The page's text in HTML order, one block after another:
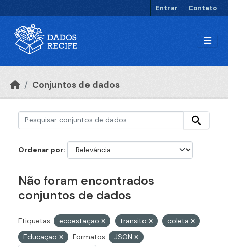
Entrar Contato
Conjuntos de dados
Ordenar por
Não foram encontrados
conjuntos de dados
Etiquetas: ecoestação transito
coleta
Educação
Formatos:
JSON